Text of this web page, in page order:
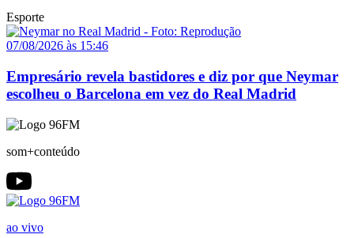
Esporte
07/08/2026 às 15:46
Empresário revela bastidores e diz por que Neymar
escolheu o Barcelona em vez do Real Madrid
som+conteúdo
ao vivo